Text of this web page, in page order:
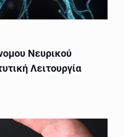
Νευρικού
Λειτουργία